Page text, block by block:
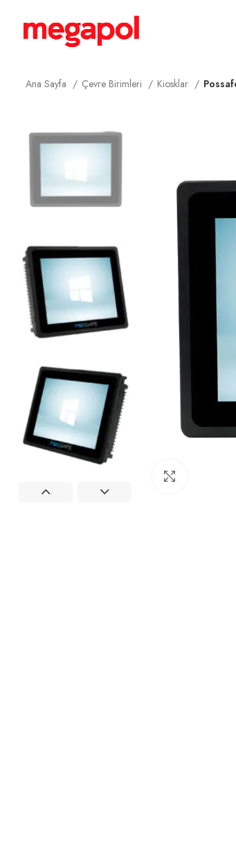
Ana Sayfa Çevre Birimleri Kiosklar